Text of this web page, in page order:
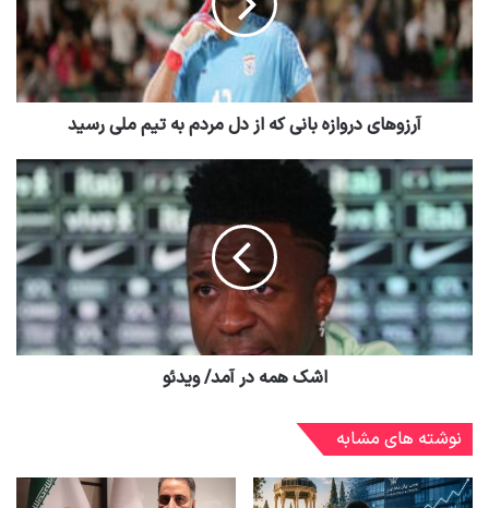
آرزوهای دروازه بانی که از دل مردم به تیم ملی رسید
اشک همه در آمد/ ویدئو
نوشته های مشابه